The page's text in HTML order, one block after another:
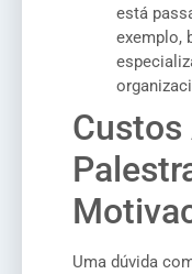
está
exemplo,
Custos
Uma dúvida